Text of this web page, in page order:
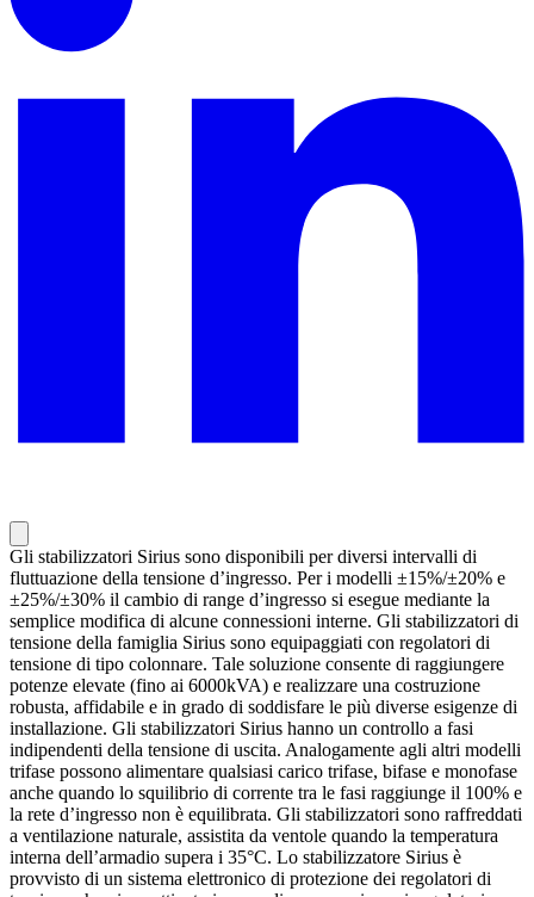
Gli stabilizzatori Sirius sono disponibili per diversi intervalli di
fluttuazione della tensione d’ingresso. Per i modelli ±15%/±20% e
±25%/±30% il cambio di range d’ingresso si esegue mediante la
semplice modifica di alcune connessioni interne. Gli stabilizzatori di
tensione della famiglia Sirius sono equipaggiati con regolatori di
tensione di tipo colonnare. Tale soluzione consente di raggiungere
potenze elevate (fino ai 6000kVA) e realizzare una costruzione
robusta, affidabile e in grado di soddisfare le più diverse esigenze di
installazione. Gli stabilizzatori Sirius hanno un controllo a fasi
indipendenti della tensione di uscita. Analogamente agli altri modelli
trifase possono alimentare qualsiasi carico trifase, bifase e monofase
anche quando lo squilibrio di corrente tra le fasi raggiunge il 100% e
la rete d’ingresso non è equilibrata. Gli stabilizzatori sono raffreddati
a ventilazione naturale, assistita da ventole quando la temperatura
interna dell’armadio supera i 35°C. Lo stabilizzatore Sirius è
provvisto di un sistema elettronico di protezione dei regolatori di